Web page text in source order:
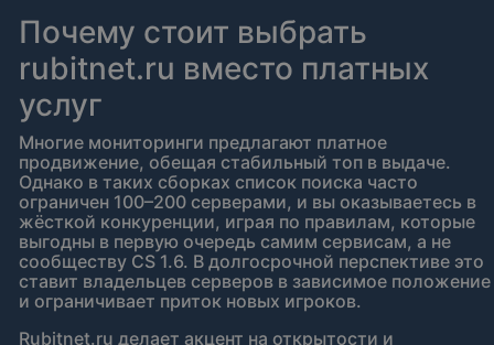
Почему стоит выбрать
rubitnet.ru вместо платных
услуг
Многие мониторинги предлагают платное
продвижение, обещая стабильный топ в выдаче.
Однако в таких сборках список поиска часто
ограничен 100–200 серверами, и вы оказываетесь в
жёсткой конкуренции, играя по правилам, которые
выгодны в первую очередь самим сервисам, а не
сообществу CS 1.6. В долгосрочной перспективе это
ставит владельцев серверов в зависимое положение
и ограничивает приток новых игроков.
Rubitnet.ru делает акцент на открытости и